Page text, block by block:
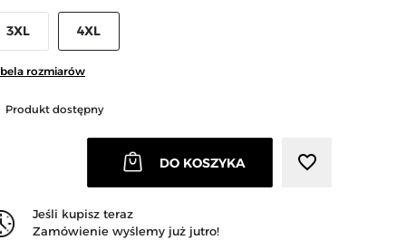
Następny
3XL 4XL
rozmiarów
Produkt dostępny
DO KOSZYKA favorite_border
Jeśli kupisz teraz
Zamówienie wyślemy już jutro!